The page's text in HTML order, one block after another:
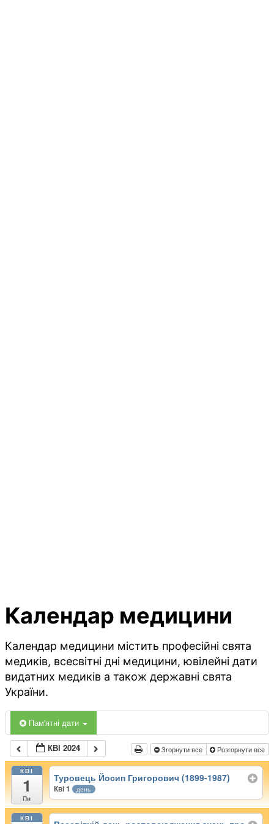
Календар медицини
Календар медицини містить професійні свята
медиків, всесвітні дні медицини, ювілейні дати
видатних медиків а також державні свята
України.
Пам'ятні дати
КВІ 2024 Згорнути все Розгорнути все
КВІ
1
Пн
Туровець Йосип Григорович (1899-1987)
Кві 1 день
КВІ